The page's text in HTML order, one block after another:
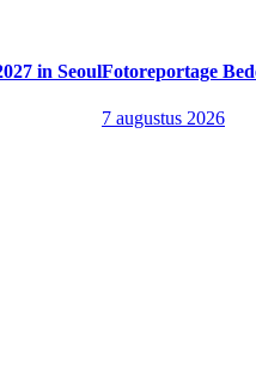
in SeoulFotoreportage
7 augustus 2026